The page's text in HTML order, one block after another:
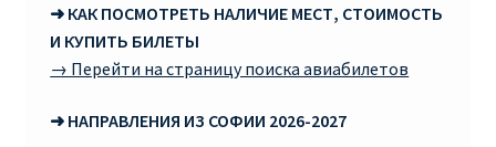
RYANAIR УКРАИНА | АВИАБИЛЕТЫ ОТ €15
Херсона от € 15
➜ КАК ПОСМОТРЕТЬ НАЛИЧИЕ МЕСТ, СТОИМОСТЬ
И КУПИТЬ БИЛЕТЫ
→ Перейти на страницу поиска авиабилетов
➜ НАПРАВЛЕНИЯ ИЗ СОФИИ 2026-2027